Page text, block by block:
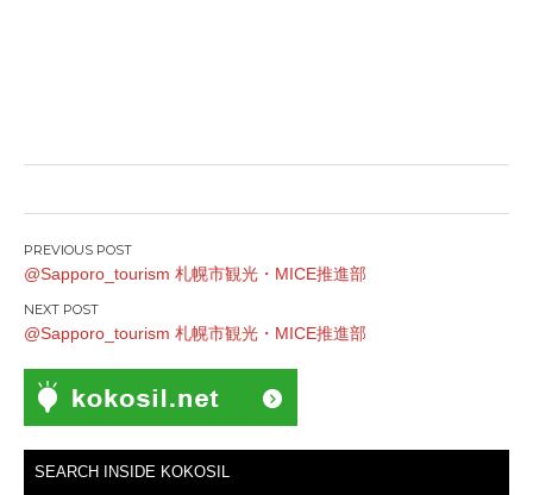
Post
navigation
@Sapporo_tourism 札幌市観光・MICE推進部
@Sapporo_tourism 札幌市観光・MICE推進部
SEARCH INSIDE KOKOSIL